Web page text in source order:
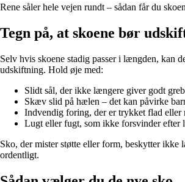
Rene såler hele vejen rundt – sådan får du
Tegn på, at skoene bør
Selv hvis skoene stadig passer i længden, kan
udskiftning. Hold øje med:
Slidt sål, der ikke længere giver godt
Skæv slid på hælen – det kan påvirke
Indvendig foring, der er trykket flad eller
Lugt eller fugt, som ikke forsvinder efter
Sko, der mister støtte eller form, beskytter ikke
ordentligt.